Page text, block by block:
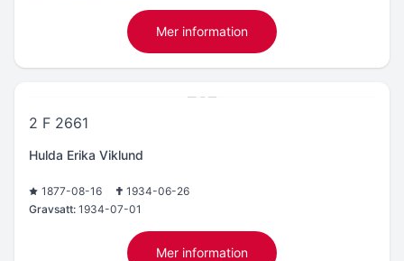
Mer information
2 F 2661
Hulda Erika Viklund
1877-08-16
1934-06-26
Gravsatt: 1934-07-01
Mer information